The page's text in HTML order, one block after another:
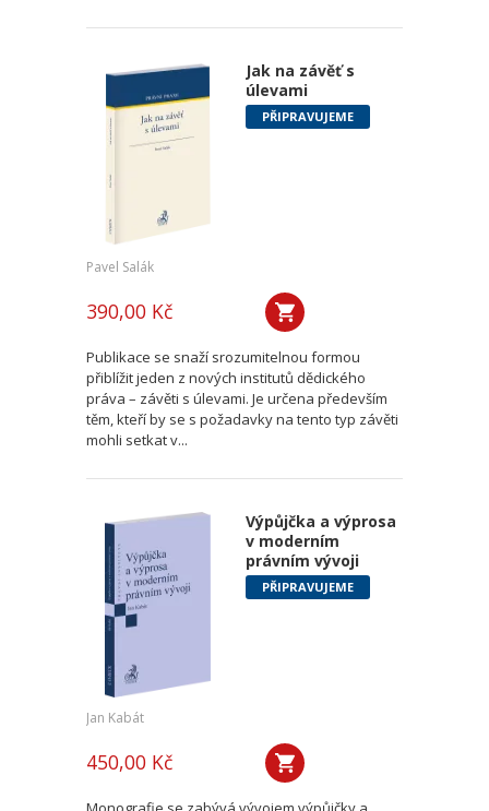
Jak na závěť s
úlevami
PŘIPRAVUJEME
Pavel Salák
390,00 Kč
Publikace se snaží srozumitelnou formou
přiblížit jeden z nových institutů dědického
práva – závěti s úlevami. Je určena především
těm, kteří by se s požadavky na tento typ závěti
mohli setkat v...
Výpůjčka a výprosa
v moderním
právním vývoji
PŘIPRAVUJEME
Jan Kabát
450,00 Kč